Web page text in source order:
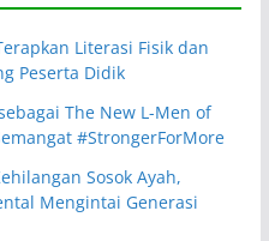
Literasi Fisik dan
Peserta Didik
The New L-Men of
#StrongerForMore
Sosok Ayah,
Mengintai Generasi